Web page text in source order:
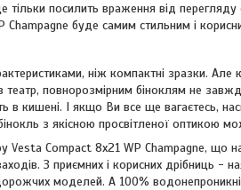
тільки посилить враження від
Champagne буде самим стильним і
ніж компактні зразки.
повнорозмірним біноклям не
в кишені. І якщо Ви все ще вагаєтесь,
з якісною просвітленої
Vesta Compact 8x21 WP Champagne, що
З приємних і корисних дрібниць -
моделей. А 100%